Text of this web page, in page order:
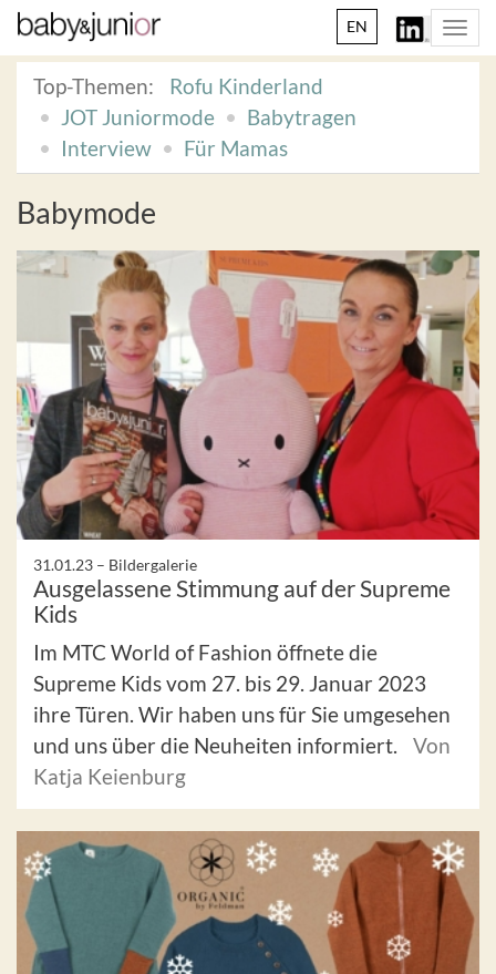
EN
Top-Themen:
Rofu Kinderland
JOT Juniormode
Babytragen
Interview
Für Mamas
Babymode
31.01.23 – Bildergalerie
Ausgelassene Stimmung auf der Supreme
Kids
Im MTC World of Fashion öffnete die
Supreme Kids vom 27. bis 29. Januar 2023
ihre Türen. Wir haben uns für Sie umgesehen
und uns über die Neuheiten informiert.
Von
Katja Keienburg